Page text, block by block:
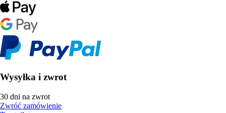
Wysyłka i zwrot
30 dni na zwrot
Zwróć zamówienie